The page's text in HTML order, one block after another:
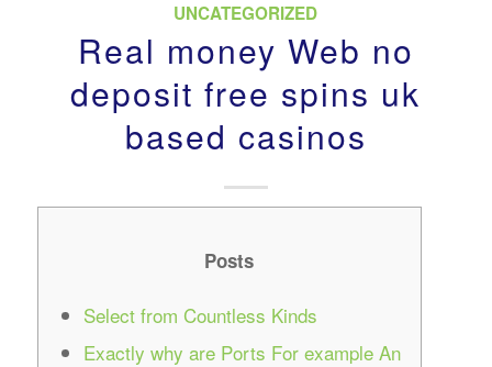
UNCATEGORIZED
Real money Web no
deposit free spins uk
based casinos
Posts
Select from Countless Kinds
Exactly why are Ports For example An